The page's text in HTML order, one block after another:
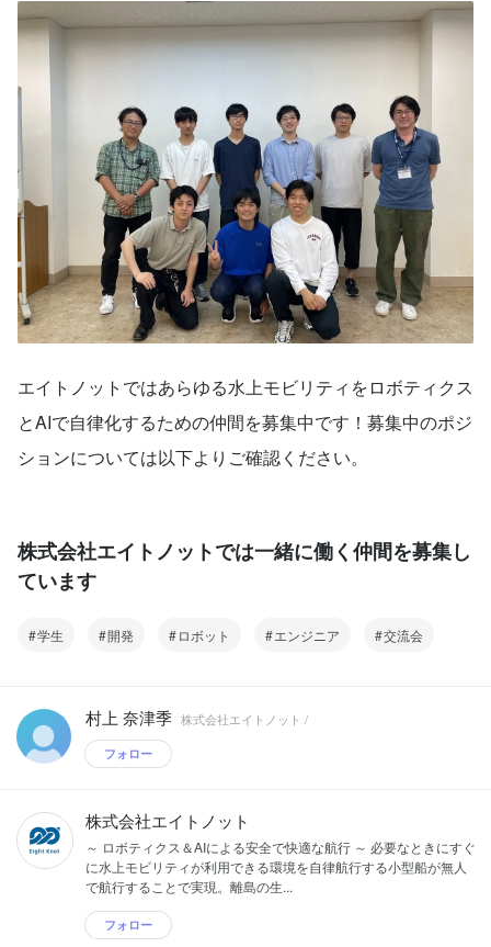
エイトノットではあらゆる水上モビリティをロボティクス
とAIで自律化するための仲間を募集中です！募集中のポジ
ションについては以下よりご確認ください。
株式会社エイトノットでは一緒に働く仲間を募集し
ています
学生 開発 ロボット エンジニア 交流会
村上 奈津季 株式会社エイトノット /
フォロー
株式会社エイトノット
～ ロボティクス＆AIによる安全で快適な航行 ～ 必要なときにすぐ
に水上モビリティが利用できる環境を自律航行する小型船が無人
で航行することで実現。離島の生...
フォロー